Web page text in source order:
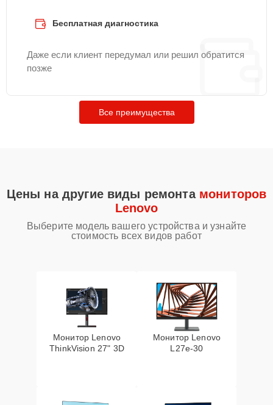
Бесплатная диагностика
Даже если клиент передумал или решил обратится
позже
Все преимущества
Цены на другие виды ремонта мониторов
Lenovo
Выберите модель вашего устройства и узнайте
стоимость всех видов работ
Монитор Lenovo
ThinkVision 27" 3D
Монитор Lenovo
L27e-30